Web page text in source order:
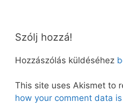
Szólj hozzá!
Hozzászólás küldéséhez
This site uses Akismet to
how your comment data